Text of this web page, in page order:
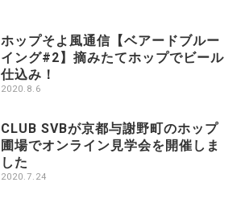
ホップそよ風通信【ベアードブルー
イング#2】摘みたてホップでビール
仕込み！
2020.8.6
CLUB SVBが京都与謝野町のホップ
圃場でオンライン見学会を開催しま
した
2020.7.24